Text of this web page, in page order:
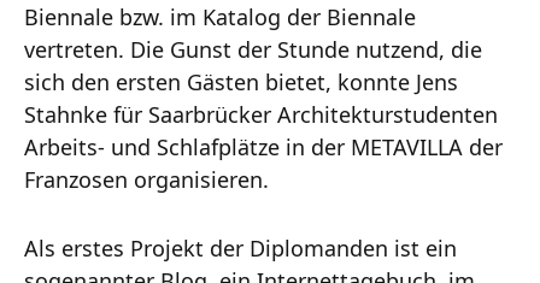
Biennale bzw. im Katalog der Biennale
vertreten. Die Gunst der Stunde nutzend, die
sich den ersten Gästen bietet, konnte Jens
Stahnke für Saarbrücker Architekturstudenten
Arbeits- und Schlafplätze in der METAVILLA der
Franzosen organisieren.
Als erstes Projekt der Diplomanden ist ein